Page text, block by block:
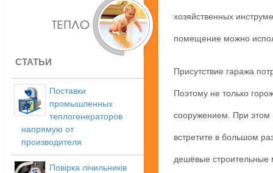
СТАТЬИ
Поставки
промышленных
теплогенераторов
напрямую от
производителя
Повірка лічильників
хозяйственных
помещение можно
Присутствие гаража
Поэтому не только
сооружением. При этом
встретите в большом
дешёвые строительные